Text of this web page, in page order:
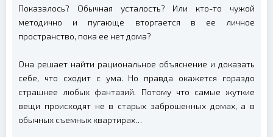
Показалось? Обычная усталость? Или кто-то чужой
методично и пугающе вторгается в ее личное
пространство, пока ее нет дома?
Она решает найти рациональное объяснение и доказать
себе, что сходит с ума. Но правда окажется гораздо
страшнее любых фантазий. Потому что самые жуткие
вещи происходят не в старых заброшенных домах, а в
обычных съемных квартирах…